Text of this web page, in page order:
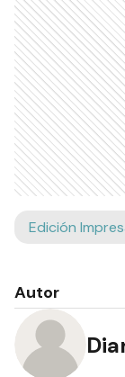
Edición
Autor